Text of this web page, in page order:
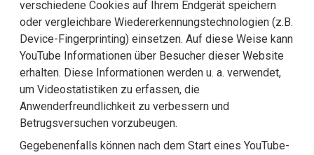
verschiedene Cookies auf Ihrem Endgerät speichern
oder vergleichbare Wiedererkennungstechnologien (z.B.
Device-Fingerprinting) einsetzen. Auf diese Weise kann
YouTube Informationen über Besucher dieser Website
erhalten. Diese Informationen werden u. a. verwendet,
um Videostatistiken zu erfassen, die
Anwenderfreundlichkeit zu verbessern und
Betrugsversuchen vorzubeugen.
Gegebenenfalls können nach dem Start eines YouTube-